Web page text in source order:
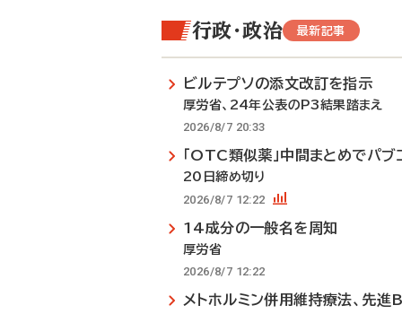
行政・政治 最新記事
ビルテプソの添文改訂を指示
厚労省、24年公表のP3結果踏まえ
2026/8/7 20:33
「OTC類似薬」中間まとめでパブ
20日締め切り
2026/8/7 12:22
14成分の一般名を周知
厚労省
2026/8/7 12:22
メトホルミン併用維持療法、先進